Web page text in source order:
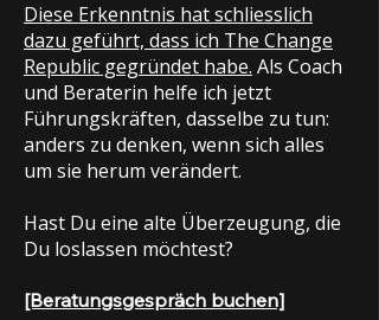
Diese Erkenntnis hat schliesslich
dazu geführt, dass ich The Change
Republic gegründet habe. Als Coach
und Beraterin helfe ich jetzt
Führungskräften, dasselbe zu tun:
anders zu denken, wenn sich alles
um sie herum verändert.
Hast Du eine alte Überzeugung, die
Du loslassen möchtest?
[Beratungsgespräch buchen]